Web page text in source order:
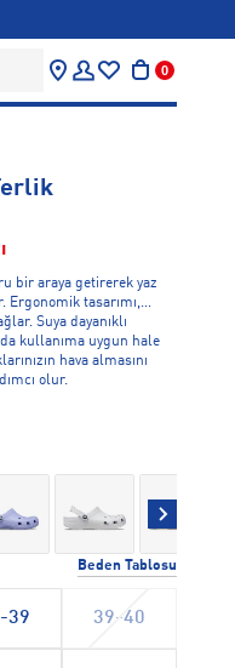
0
bir araya getirerek yaz
tasarımı,
Suya dayanıklı
kullanıma uygun hale
hava almasını
olur.
Beden Tablosu
39 39-40